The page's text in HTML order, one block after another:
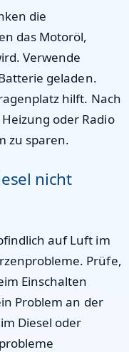
die
das Motoröl,
Verwende
geladen.
hilft. Nach
oder Radio
zu sparen.
nicht
auf Luft im
Prüfe,
Einschalten
Problem an der
Diesel oder